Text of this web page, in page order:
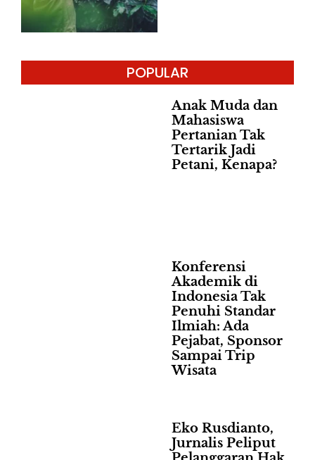
POPULAR
Anak Muda dan
Mahasiswa
Pertanian Tak
Tertarik Jadi
Petani, Kenapa?
Konferensi
Akademik di
Indonesia Tak
Penuhi Standar
Ilmiah: Ada
Pejabat, Sponsor
Sampai Trip
Wisata
Eko Rusdianto,
Jurnalis Peliput